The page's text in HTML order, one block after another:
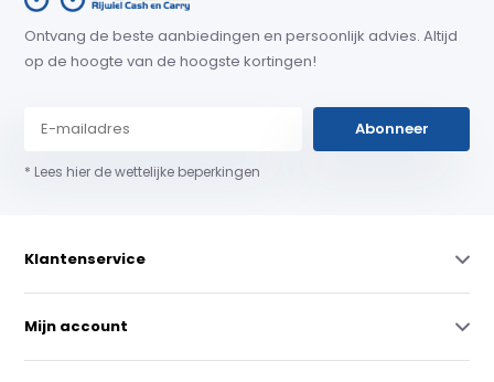
Ontvang de beste aanbiedingen en persoonlijk advies. Altijd
op de hoogte van de hoogste kortingen!
Abonneer
* Lees hier de wettelijke beperkingen
Klantenservice
Mijn account